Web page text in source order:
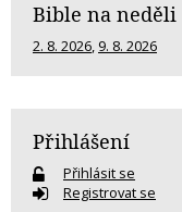
Bible na neděli
2. 8. 2026, 9. 8. 2026
Přihlášení
Přihlásit se
Registrovat se